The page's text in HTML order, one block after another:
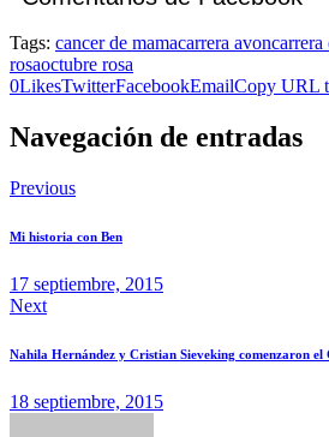
Tags: cancer de mamacarrera avoncarrera
rosaoctubre rosa
0LikesTwitterFacebookEmailCopy URL
Navegación de entradas
Previous
Mi historia con Ben
17 septiembre, 2015
Next
Nahila Hernández y Cristian Sieveking comenzaron el
18 septiembre, 2015